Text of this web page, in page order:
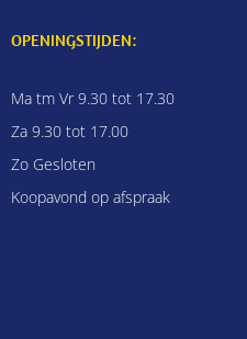
OPENINGSTIJDEN:
Ma tm Vr 9.30 tot 17.30
Za 9.30 tot 17.00
Zo Gesloten
Koopavond op afspraak